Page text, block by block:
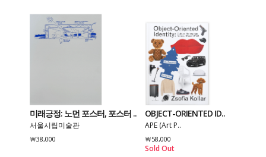
미래긍정: 노먼 포스터, 포스터 ..
서울시립미술관
￦38,000
OBJECT-ORIENTED ID..
APE (Art P..
￦58,000
Sold Out